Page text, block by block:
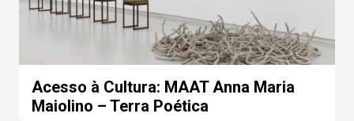
Acesso à Cultura: MAAT Anna Maria
Maiolino – Terra Poética